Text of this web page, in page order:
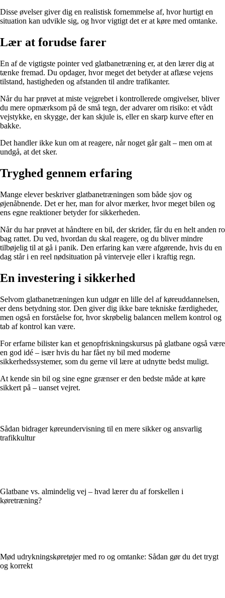
Disse øvelser giver dig en realistisk fornemmelse af, hvor hurtigt en
situation kan udvikle sig, og hvor vigtigt det er at køre med omtanke.
Lær at forudse farer
En af de vigtigste pointer ved glatbanetræning er, at den lærer dig at
tænke fremad. Du opdager, hvor meget det betyder at aflæse vejens
tilstand, hastigheden og afstanden til andre trafikanter.
Når du har prøvet at miste vejgrebet i kontrollerede omgivelser, bliver
du mere opmærksom på de små tegn, der advarer om risiko: et vådt
vejstykke, en skygge, der kan skjule is, eller en skarp kurve efter en
bakke.
Det handler ikke kun om at reagere, når noget går galt – men om at
undgå, at det sker.
Tryghed gennem erfaring
Mange elever beskriver glatbanetræningen som både sjov og
øjenåbnende. Det er her, man for alvor mærker, hvor meget bilen og
ens egne reaktioner betyder for sikkerheden.
Når du har prøvet at håndtere en bil, der skrider, får du en helt anden ro
bag rattet. Du ved, hvordan du skal reagere, og du bliver mindre
tilbøjelig til at gå i panik. Den erfaring kan være afgørende, hvis du en
dag står i en reel nødsituation på vinterveje eller i kraftig regn.
En investering i sikkerhed
Selvom glatbanetræningen kun udgør en lille del af køreuddannelsen,
er dens betydning stor. Den giver dig ikke bare tekniske færdigheder,
men også en forståelse for, hvor skrøbelig balancen mellem kontrol og
tab af kontrol kan være.
For erfarne bilister kan et genopfriskningskursus på glatbane også være
en god idé – især hvis du har fået ny bil med moderne
sikkerhedssystemer, som du gerne vil lære at udnytte bedst muligt.
At kende sin bil og sine egne grænser er den bedste måde at køre
sikkert på – uanset vejret.
Sådan bidrager køreundervisning til en mere sikker og ansvarlig
trafikkultur
Glatbane vs. almindelig vej – hvad lærer du af forskellen i
køretræning?
Mød udrykningskøretøjer med ro og omtanke: Sådan gør du det trygt
og korrekt